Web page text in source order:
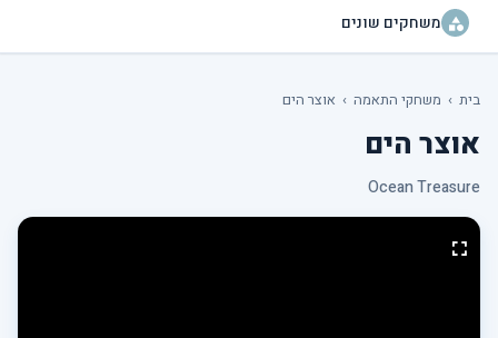
משחקים שונים
בית › משחקי התאמה › אוצר הים
אוצר הים
Ocean Treasure